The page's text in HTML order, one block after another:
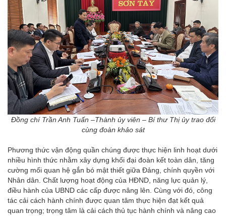
Đồng chí Trần Anh Tuấn –Thành ủy viên – Bí thư Thị ủy trao đổi
cùng đoàn khảo sát
Phương thức vận động quần chúng được thực hiện linh hoạt dưới
nhiều hình thức nhằm xây dựng khối đại đoàn kết toàn dân, tăng
cường mối quan hệ gắn bó mật thiết giữa Đảng, chính quyền với
Nhân dân. Chất lượng hoạt động của HĐND, năng lực quản lý,
điều hành của UBND các cấp được nâng lên. Cùng với đó, công
tác cải cách hành chính được quan tâm thực hiện đạt kết quả
quan trọng; trọng tâm là cải cách thủ tục hành chính và nâng cao